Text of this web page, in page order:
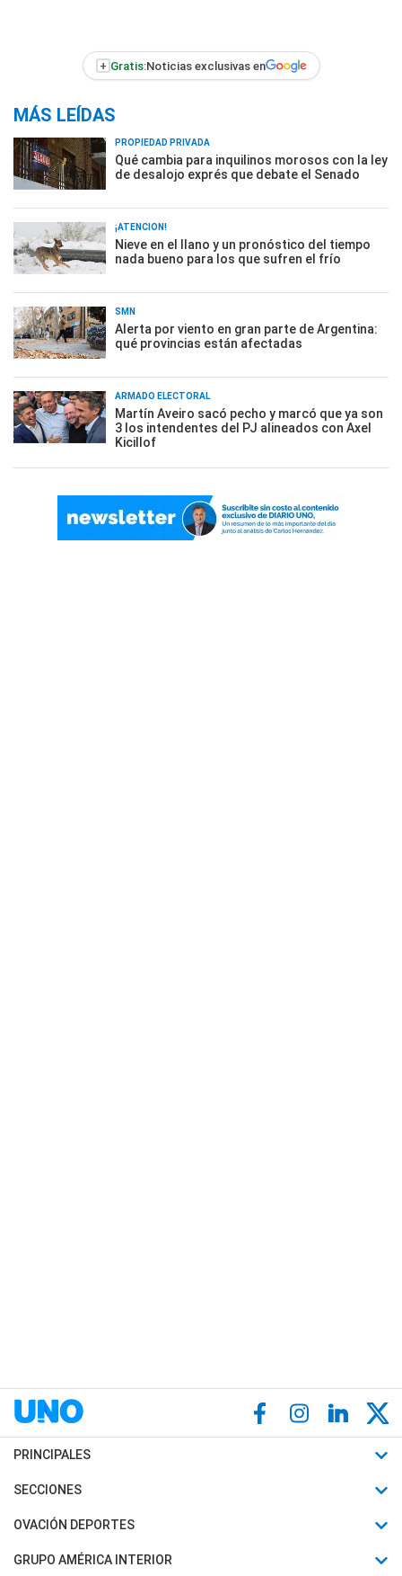
+ Gratis:Noticias exclusivas en
MÁS LEÍDAS
PROPIEDAD PRIVADA
Qué cambia para inquilinos morosos con la ley
de desalojo exprés que debate el Senado
¡ATENCIÓN!
Nieve en el llano y un pronóstico del tiempo
nada bueno para los que sufren el frío
SMN
Alerta por viento en gran parte de Argentina:
qué provincias están afectadas
ARMADO ELECTORAL
Martín Aveiro sacó pecho y marcó que ya son
3 los intendentes del PJ alineados con Axel
Kicillof
PRINCIPALES
Últimas Noticias
Política
SECCIONES
Horóscopo
Motores
OVACIÓN DEPORTES
Fútbol
GRUPO AMÉRICA INTERIOR